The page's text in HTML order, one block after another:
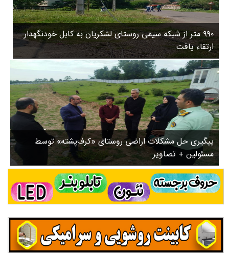
روستاها
ورزشی
سیاسی
چندرسانه ای
مسیر گردشگری دیلمان
درباره ما
۹۹۰ متر از شبکه سیمی روستای لشکریان به کابل خودنگهدار
ارتقاء یافت
پیگیری حل مشکلات اراضی روستای «کرف‌پشته» توسط
مسئولین + تصاویر
۳
۵
۸
ب
ا
ز
ن
ش
س
ت
ش
د
.